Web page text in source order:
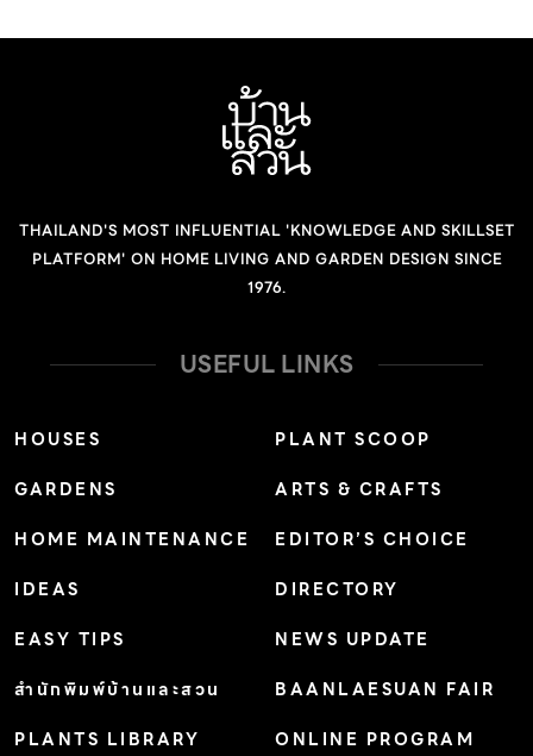
ลงตัว จึงมีความแน่น แต่ไม่แข็ง และมีความเด้งเล็กน้อย มีการ
ยุบตัวเฉพาะจุดที่ได้รับแรงกด จึงมั่นใจได้ว่าแนวกระดูกจะอยู่
ในแนวที่เหมาะสม ไม่โค้งงอ เนื่องมาจากการนอนบนที่นอนที่
รู้สึกนุ่มนวล แต่ไม่จม เด้งเล็กน้อย ที่นอนไม่กระเพื่อม คน
ข้างๆ รู้สึกตัวน้อยมาก โอบกระชับสรีระ ที่นอนสัมผัสผิวกาย
กดทับตามปุ่มกระดูกได้ดีมาก คนผอมจะรู้สึกได้อย่างชัดเจน
THAILAND'S MOST INFLUENTIAL 'KNOWLEDGE AND SKILLSET
PLATFORM' ON HOME LIVING AND GARDEN DESIGN SINCE
1976.
USEFUL LINKS
HOUSES
GARDENS
HOME MAINTENANCE
IDEAS
EASY TIPS
สำนักพิมพ์บ้านและสวน
PLANTS LIBRARY
PLANT SCOOP
ARTS & CRAFTS
EDITOR’S CHOICE
DIRECTORY
NEWS UPDATE
BAANLAESUAN FAIR
ONLINE PROGRAM